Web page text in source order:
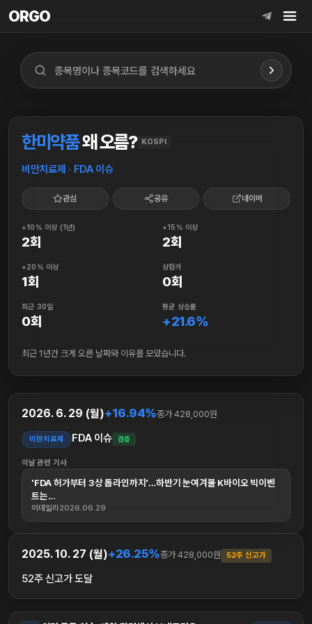
ORGO
ORGO
한미약품왜 오름? KOSPI
비만치료제 · FDA 이슈
관심 공유 네이버
+10% 이상 (1년)
2회
+15% 이상
2회
+20% 이상
1회
상한가
0회
최근 30일
0회
평균 상승률
+21.6%
최근 1년간 크게 오른 날짜와 이유를 모았습니다.
2026. 6. 29 (월)+16.94%종가 428,000원
비만치료제 FDA 이슈 검증
이날 관련 기사
'FDA 허가부터 3상 톱라인까지'…하반기 눈여겨볼 K바이오 빅이벤
트는...
이데일리 2026.06.29
2025. 10. 27 (월)+26.25%종가 428,000원 52주 신고가
52주 신고가 도달